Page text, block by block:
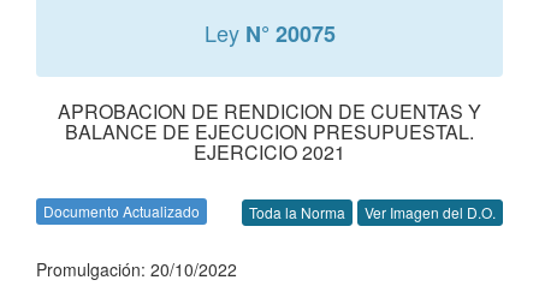
Ley N° 20075
APROBACION DE RENDICION DE CUENTAS Y
BALANCE DE EJECUCION PRESUPUESTAL.
EJERCICIO 2021
Documento Actualizado Toda la Norma Ver Imagen del D.O.
Promulgación: 20/10/2022